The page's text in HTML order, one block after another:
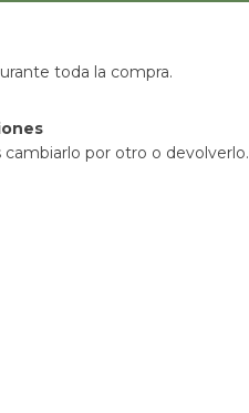
toda la compra.
por otro o devolverlo.